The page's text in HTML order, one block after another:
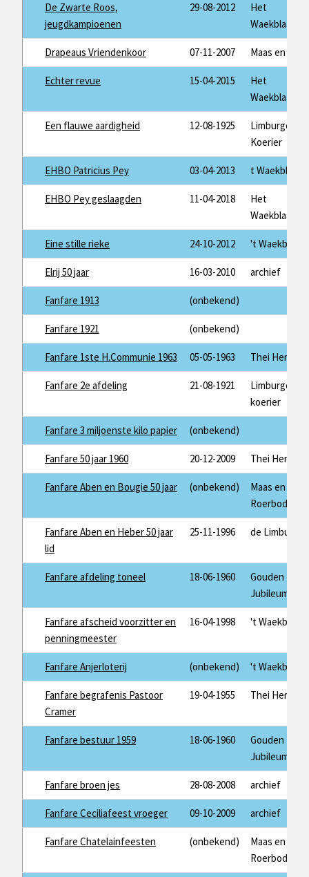
De Zwarte Roos,
jeugdkampioenen
29-08-2012
Het
Waekblaad
Drapeaus Vriendenkoor 07-11-2007 Maas en Mijn
Echter revue 15-04-2015
Het
Waekblaad
Een flauwe aardigheid 12-08-1925
Limburger
Koerier
EHBO Patricius Pey 03-04-2013 t Waekblaad
EHBO Pey geslaagden 11-04-2018
Het
Waekblaad
Eine stille rieke 24-10-2012 't Waekblaad
Elrij 50 jaar 16-03-2010 archief
Fanfare 1913 (onbekend)
Fanfare 1921 (onbekend)
Fanfare 1ste H.Communie 1963 05-05-1963 Thei
Fanfare 2e afdeling 21-08-1921
Limburger
koerier
Fanfare 3 miljoenste kilo papier (onbekend)
Fanfare 50 jaar 1960 20-12-2009 Thei
Fanfare Aben en Bougie 50 jaar (onbekend)
Maas en
Roerbode
Fanfare Aben en Heber 50 jaar
lid
25-11-1996 de Limburger
Fanfare afdeling toneel 18-06-1960
Gouden
Jubileum
Fanfare afscheid voorzitter en
penningmeester
16-04-1998 't Waekblaad
Fanfare Anjerloterij (onbekend) 't Waekblaad
Fanfare begrafenis Pastoor
Cramer
19-04-1955 Thei
Fanfare bestuur 1959 18-06-1960
Gouden
Jubileum
Fanfare broen jes 28-08-2008 archief
Fanfare Ceciliafeest vroeger 09-10-2009 archief
Fanfare Chatelainfeesten (onbekend)
Maas en
Roerbode